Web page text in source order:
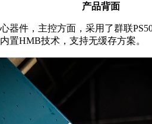
产品背面
件，主控方面，采用了群联
置HMB技术，支持无缓存方案。